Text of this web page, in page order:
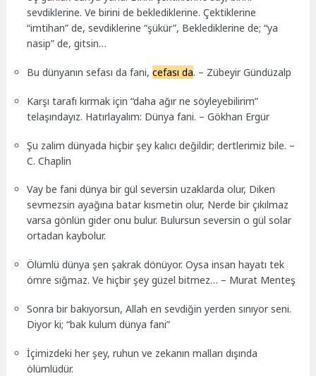
sevdiklerine. Ve birini de beklediklerine. Çektiklerine
“imtihan” de, sevdiklerine “şükür”, Beklediklerine de; “ya
nasip” de, gitsin…
Bu dünyanın sefası da fani,cefası da. – Zübeyir Gündüzalp
Karşı tarafı kırmak için “daha ağır ne söyleyebilirim”
telaşındayız. Hatırlayalım: Dünya fani. – Gökhan Ergür
Şu zalim dünyada hiçbir şey kalıcı değildir; dertlerimiz bile. –
C. Chaplin
Vay be fani dünya bir gül seversin uzaklarda olur, Diken
sevmezsin ayağına batar kısmetin olur, Nerde bir çıkılmaz
varsa gönlün gider onu bulur. Bulursun seversin o gül solar
ortadan kaybolur.
Ölümlü dünya şen şakrak dönüyor. Oysa insan hayatı tek
ömre sığmaz. Ve hiçbir şey güzel bitmez… – Murat Menteş
Sonra bir bakıyorsun, Allah en sevdiğin yerden sınıyor seni.
Diyor ki; “bak kulum dünya fani”
İçimizdeki her şey, ruhun ve zekanın malları dışında
ölümlüdür.